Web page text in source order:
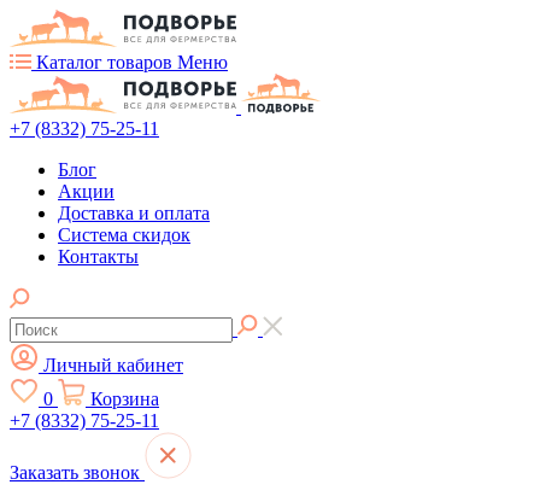
Каталог товаров Меню
+7 (8332) 75-25-11
Блог
Акции
Доставка и оплата
Система скидок
Контакты
Личный кабинет
0
Корзина
+7 (8332) 75-25-11
Заказать звонок